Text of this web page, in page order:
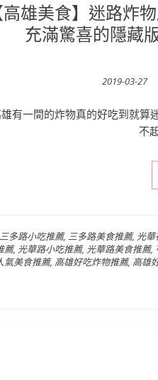
高雄美食】迷路炸
充滿驚喜的隱藏
Posted
2019-03-27
有一間的炸物真的好吃到就算
不
三多路小吃推薦, 三多路美食推薦, 光華
薦, 光華路小吃推薦, 光華路美食推薦,
氣美食推薦, 高雄好吃炸物推薦, 高雄